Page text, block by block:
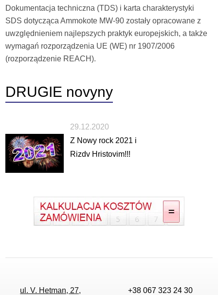
Dokumentacja techniczna (TDS) i karta charakterystyki
SDS dotycząca Ammokote MW-90 zostały opracowane z
uwzględnieniem najlepszych praktyk europejskich, a także
wymagań rozporządzenia UE (WE) nr 1907/2006
(rozporządzenie REACH).
DRUGIE novyny
29.12.2020
Z Nowy rock 2021 i
Rizdv Hristovim!!!
ul. V. Hetman, 27, +38 067 323 24 30